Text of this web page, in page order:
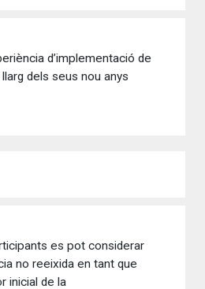
d’implementació de
dels seus nou anys
es pot considerar
no reeixida en tant que
inicial de la